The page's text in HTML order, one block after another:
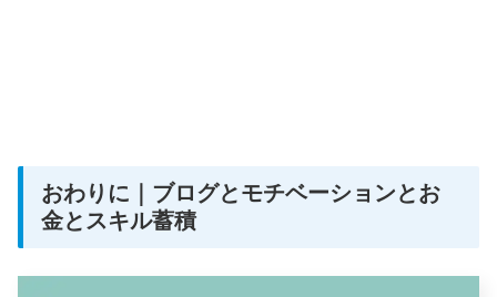
おわりに｜ブログとモチベーションとお
金とスキル蓄積